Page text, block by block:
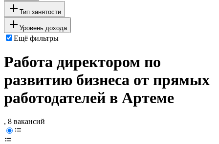
Тип занятости
Уровень дохода
Ещё фильтры
Работа директором по
развитию бизнеса от прямых
работодателей в Артеме
, 8 вакансий